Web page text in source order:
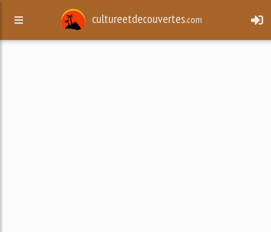
cultureetdecouvertes.com